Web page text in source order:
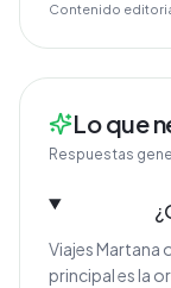
Contenido
Lo que
Respuestas
Viajes Martana
principal es la